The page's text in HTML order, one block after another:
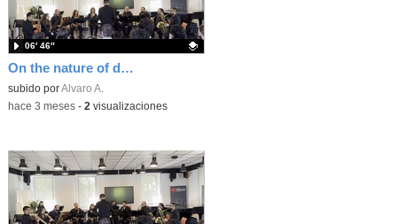
On the nature of daylight
Contenido educativo.
subido porAlvaro A.
06′ 46″
-hace 3 meses- 2 visualizaciones